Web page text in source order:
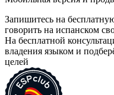
Запишитесь на
говорить на испанском
На бесплатной
владения языком и
целей